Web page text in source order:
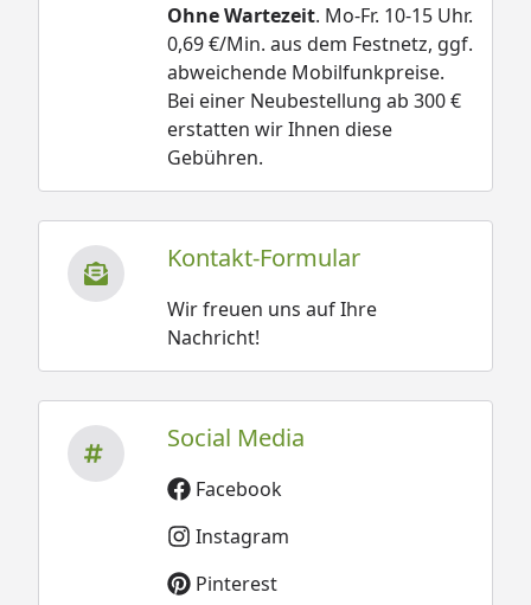
Ohne Wartezeit. Mo-Fr. 10-15 Uhr.
0,69 €/Min. aus dem Festnetz, ggf.
abweichende Mobilfunkpreise.
Bei einer Neubestellung ab 300 €
erstatten wir Ihnen diese
Gebühren.
Kontakt-Formular
Wir freuen uns auf Ihre
Nachricht!
Social Media
Facebook
Instagram
Pinterest